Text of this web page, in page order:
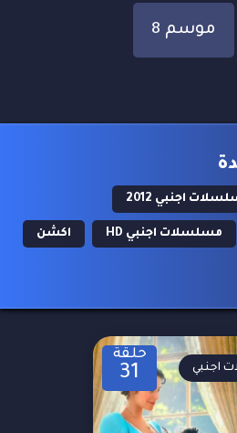
موسم 8
اجنبي 2012
مسلسلات اجنبي HD اكشن
حلقة
31 اجنبي